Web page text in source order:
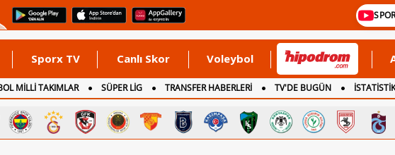
Sporx TV Canlı Skor Voleybol
MİLLİ TAKIMLAR SÜPER LİG TRANSFER HABERLERİ TV'DE BUGÜN İSTATİSTİK